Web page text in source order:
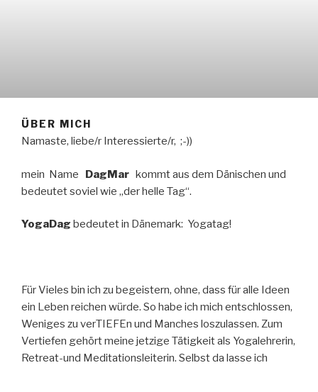
ÜBER MICH
Namaste, liebe/r Interessierte/r, ;-))
mein Name DagMar kommt aus dem Dänischen und
bedeutet soviel wie „der helle Tag“.
YogaDag bedeutet in Dänemark: Yogatag!
Für Vieles bin ich zu begeistern, ohne, dass für alle Ideen
ein Leben reichen würde. So habe ich mich entschlossen,
Weniges zu verTIEFEn und Manches loszulassen. Zum
Vertiefen gehört meine jetzige Tätigkeit als Yogalehrerin,
Retreat-und Meditationsleiterin. Selbst da lasse ich